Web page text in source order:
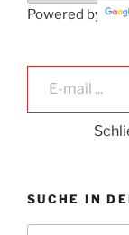
Powered by
E-mail ...
SUCHE IN